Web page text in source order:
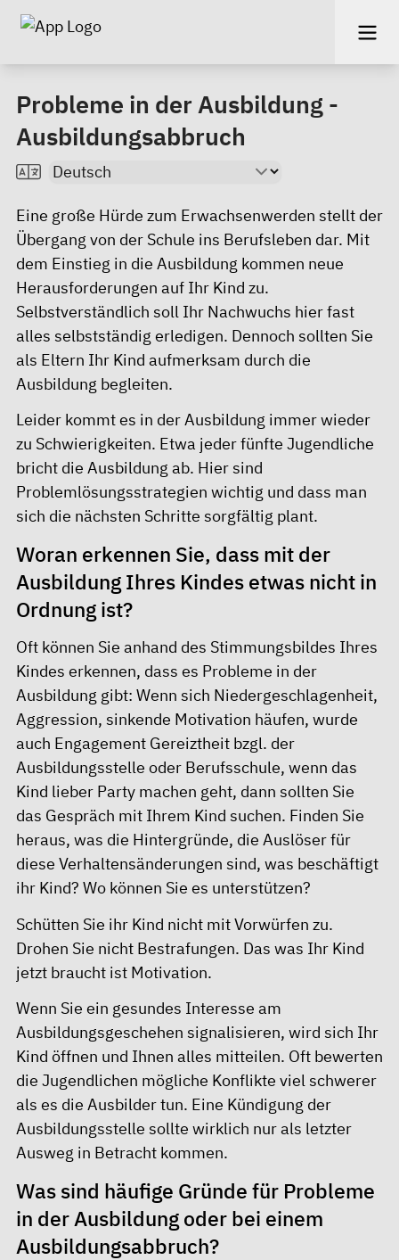
Probleme in der Ausbildung -
Ausbildungsabbruch
Eine große Hürde zum Erwachsenwerden stellt der
Übergang von der Schule ins Berufsleben dar. Mit
dem Einstieg in die Ausbildung kommen neue
Herausforderungen auf Ihr Kind zu.
Selbstverständlich soll Ihr Nachwuchs hier fast
alles selbstständig erledigen. Dennoch sollten Sie
als Eltern Ihr Kind aufmerksam durch die
Ausbildung begleiten.
Leider kommt es in der Ausbildung immer wieder
zu Schwierigkeiten. Etwa jeder fünfte Jugendliche
bricht die Ausbildung ab. Hier sind
Problemlösungsstrategien wichtig und dass man
sich die nächsten Schritte sorgfältig plant.
Woran erkennen Sie, dass mit der
Ausbildung Ihres Kindes etwas nicht in
Ordnung ist?
Oft können Sie anhand des Stimmungsbildes Ihres
Kindes erkennen, dass es Probleme in der
Ausbildung gibt: Wenn sich Niedergeschlagenheit,
Aggression, sinkende Motivation häufen, wurde
auch Engagement Gereiztheit bzgl. der
Ausbildungsstelle oder Berufsschule, wenn das
Kind lieber Party machen geht, dann sollten Sie
das Gespräch mit Ihrem Kind suchen. Finden Sie
heraus, was die Hintergründe, die Auslöser für
diese Verhaltensänderungen sind, was beschäftigt
ihr Kind? Wo können Sie es unterstützen?
Schütten Sie ihr Kind nicht mit Vorwürfen zu.
Drohen Sie nicht Bestrafungen. Das was Ihr Kind
jetzt braucht ist Motivation.
Wenn Sie ein gesundes Interesse am
Ausbildungsgeschehen signalisieren, wird sich Ihr
Kind öffnen und Ihnen alles mitteilen. Oft bewerten
die Jugendlichen mögliche Konflikte viel schwerer
als es die Ausbilder tun. Eine Kündigung der
Ausbildungsstelle sollte wirklich nur als letzter
Ausweg in Betracht kommen.
Was sind häufige Gründe für Probleme
in der Ausbildung oder bei einem
Ausbildungsabbruch?